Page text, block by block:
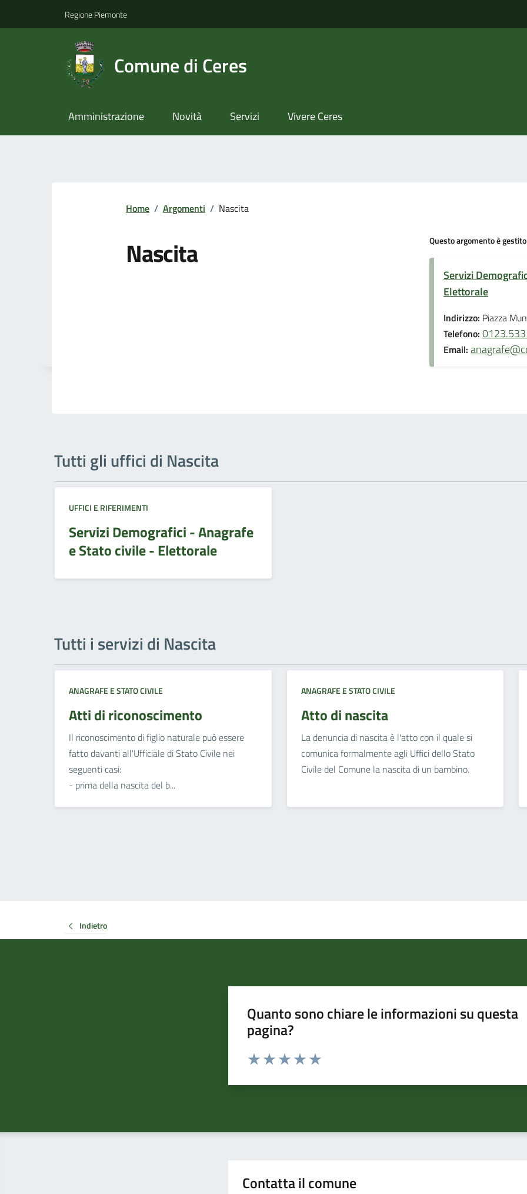
Regione Piemonte
Comune di Ceres
Amministrazione Novità Servizi Vivere Ceres
Home / Argomenti / Nascita
Nascita Questo argomento è
Servizi
Elettorale
Indirizzo: Piazza
Telefono:
Email:
Tutti gli uffici di Nascita
UFFICI E RIFERIMENTI
Servizi Demografici - Anagrafe
e Stato civile - Elettorale
Tutti i servizi di Nascita
ANAGRAFE E STATO CIVILE
Atti di riconoscimento
Il riconoscimento di figlio naturale può essere
fatto davanti all'Ufficiale di Stato Civile nei
seguenti casi:
- prima della nascita del b...
ANAGRAFE E STATO CIVILE
Atto di nascita
La denuncia di nascita è l'atto con il quale si
comunica formalmente agli Uffici dello Stato
Civile del Comune la nascita di un bambino.
Indietro
Quanto sono chiare le informazioni su questa
pagina?
Valuta da 1 a 5 stelle la pagina
Contatta il comune